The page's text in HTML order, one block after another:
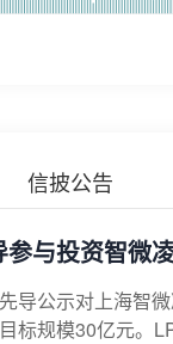
信披公告
与投资智微
导公示对上海智
标规模30亿元。